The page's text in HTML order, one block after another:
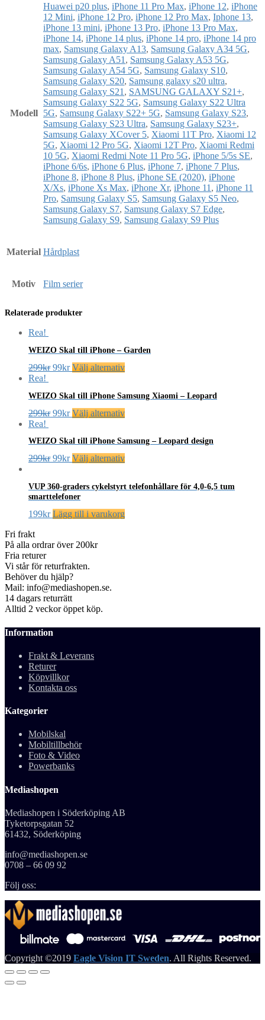
Modell
Huawei p20 plus, iPhone 11 Pro Max, iPhone 12, iPhone
12 Mini, iPhone 12 Pro, iPhone 12 Pro Max, Iphone 13,
iPhone 13 mini, iPhone 13 Pro, iPhone 13 Pro Max,
iPhone 14, iPhone 14 plus, iPhone 14 pro, iPhone 14 pro
max, Samsung Galaxy A13, Samsung Galaxy A34 5G,
Samsung Galaxy A51 , Samsung Galaxy A53 5G,
Samsung Galaxy A54 5G, Samsung Galaxy S10,
Samsung Galaxy S20, Samsung galaxy s20 ultra,
Samsung Galaxy S21 , SAMSUNG GALAXY S21+,
Samsung Galaxy S22 5G, Samsung Galaxy S22 Ultra
5G, Samsung Galaxy S22+ 5G, Samsung Galaxy S23,
Samsung Galaxy S23 Ultra, Samsung Galaxy S23+,
Samsung Galaxy XCover 5, Xiaomi 11T Pro, Xiaomi 12
5G, Xiaomi 12 Pro 5G, Xiaomi 12T Pro, Xiaomi Redmi
10 5G, Xiaomi Redmi Note 11 Pro 5G, iPhone 5/5s SE,
iPhone 6/6s, iPhone 6 Plus, iPhone 7, iPhone 7 Plus,
iPhone 8, iPhone 8 Plus, iPhone SE (2020), iPhone
X/Xs, iPhone Xs Max, iPhone Xr, iPhone 11 , iPhone 11
Pro, Samsung Galaxy S5, Samsung Galaxy S5 Neo,
Samsung Galaxy S7, Samsung Galaxy S7 Edge,
Samsung Galaxy S9, Samsung Galaxy S9 Plus
Material Hårdplast
Motiv Film serier
Relaterade produkter
Rea!
WEIZO Skal till iPhone – Garden
299kr Det
var:
299kr.
99krDet
är:
99kr.
Välj alternativDen
har
flera
varianter.
olika
alternativen
kan
på
Rea!
WEIZO Skal till iPhone Samsung Xiaomi – Leopard
299kr Det
var:
299kr.
99krDet
är:
99kr.
Välj alternativDen
har
flera
varianter.
olika
kan
väljas
Rea!
WEIZO Skal till iPhone Samsung – Leopard design
299kr Det
var:
299kr.
99krDet
är:
99kr.
Välj alternativDen
har
varianter.
De
VUP 360-graders cykelstyrt telefonhållare för 4,0-6,5 tum
smarttelefoner
199kr Lägg till i varukorg
Fri frakt
På alla ordrar över 200kr
Fria returer
Vi står för returfrakten.
Behöver du hjälp?
Mail: info@mediashopen.se.
14 dagars returrätt
Alltid 2 veckor öppet köp.
Information
Frakt & Leverans
Returer
Köpvillkor
Kontakta oss
Kategorier
Mobilskal
Mobiltillbehör
Foto & Video
Powerbanks
Mediashopen
Mediashopen i Söderköping AB
Tyketorpsgatan 52
61432, Söderköping
info@mediashopen.se
0708 – 66 09 92
Följ oss:
Copyright ©2019 Eagle Vision IT Sweden. All Rights Reserved.